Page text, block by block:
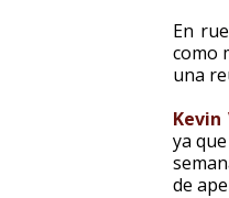
En
como
una
Kevin
ya
de